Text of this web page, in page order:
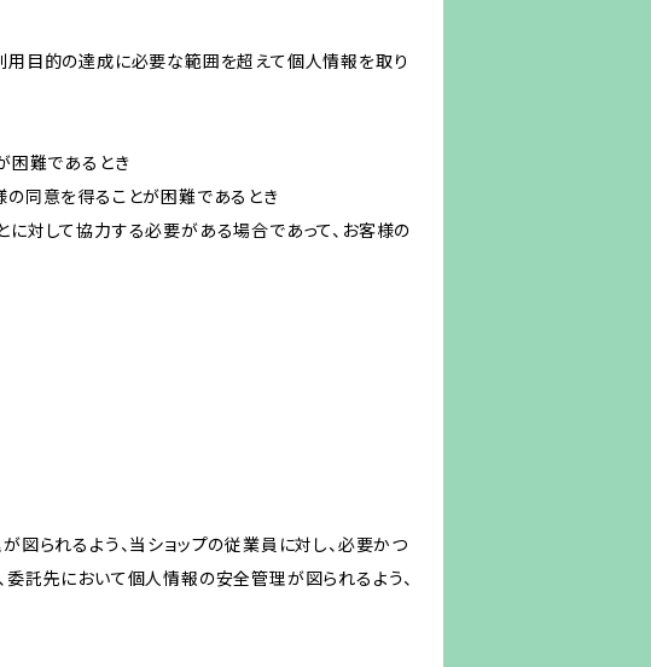
用目的の達成に必要な範囲を超えて個人情報を取り
困難であるとき
の同意を得ることが困難であるとき
対して協力する必要がある場合であって、お客様の
図られるよう、当ショップの従業員に対し、必要かつ
託先において個人情報の安全管理が図られるよう、